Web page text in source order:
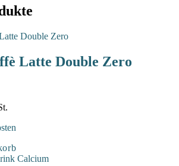
Latte Double Zero